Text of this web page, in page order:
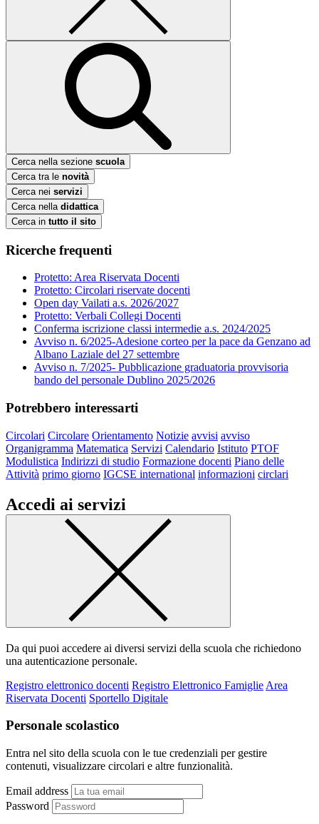
Cerca nella sezione scuola
Cerca tra le novità
Cerca nei servizi
Cerca nella didattica
Cerca in tutto il sito
Ricerche frequenti
Protetto: Area Riservata Docenti
Protetto: Circolari riservate docenti
Open day Vailati a.s. 2026/2027
Protetto: Verbali Collegi Docenti
Conferma iscrizione classi intermedie a.s. 2024/2025
Avviso n. 6/2025-Adesione corteo per la pace da Genzano ad
Albano Laziale del 27 settembre
Avviso n. 7/2025- Pubblicazione graduatoria provvisoria
bando del personale Dublino 2025/2026
Potrebbero interessarti
Circolari Circolare Orientamento Notizie avvisi avviso
Organigramma Matematica Servizi Calendario Istituto PTOF
Modulistica Indirizzi di studio Formazione docenti Piano delle
Attività primo giorno IGCSE international informazioni circlari
Accedi ai servizi
Da qui puoi accedere ai diversi servizi della scuola che richiedono
una autenticazione personale.
Registro elettronico docenti Registro Elettronico Famiglie Area
Riservata Docenti Sportello Digitale
Personale scolastico
Entra nel sito della scuola con le tue credenziali per gestire
contenuti, visualizzare circolari e altre funzionalità.
Email address
Password